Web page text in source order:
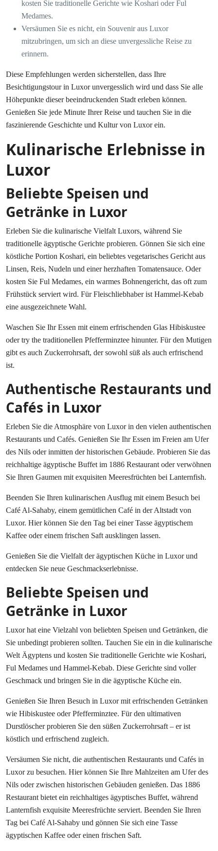
kosten Sie traditionelle Gerichte wie Koshari oder Ful
Medames.
Versäumen Sie es nicht, ein Souvenir aus Luxor
mitzubringen, um sich an diese unvergessliche Reise zu
erinnern.
Diese Empfehlungen werden sicherstellen, dass Ihre
Besichtigungstour in Luxor unvergesslich wird und dass Sie alle
Höhepunkte dieser beeindruckenden Stadt erleben können.
Genießen Sie jede Minute Ihrer Reise und tauchen Sie in die
faszinierende Geschichte und Kultur von Luxor ein.
Kulinarische Erlebnisse in
Luxor
Beliebte Speisen und
Getränke in Luxor
Erleben Sie die kulinarische Vielfalt Luxors, während Sie
traditionelle ägyptische Gerichte probieren. Gönnen Sie sich eine
köstliche Portion Koshari, ein beliebtes vegetarisches Gericht aus
Linsen, Reis, Nudeln und einer herzhaften Tomatensauce. Oder
kosten Sie Ful Medames, ein warmes Bohnengericht, das oft zum
Frühstück serviert wird. Für Fleischliebhaber ist Hammel-Kebab
eine ausgezeichnete Wahl.
Waschen Sie Ihr Essen mit einem erfrischenden Glas Hibiskustee
oder try the traditionellen Pfefferminztee hinunter. Für den Mutigen
gibt es auch Zuckerrohrsaft, der sowohl süß als auch erfrischend
ist.
Authentische Restaurants und
Cafés in Luxor
Erleben Sie die Atmosphäre von Luxor in den vielen authentischen
Restaurants und Cafés. Genießen Sie Ihr Essen im Freien am Ufer
des Nils oder inmitten der historischen Gebäude. Probieren Sie das
reichhaltige ägyptische Buffet im 1886 Restaurant oder verwöhnen
Sie Ihren Gaumen mit exquisiten Meeresfrüchten bei Lanternfish.
Beenden Sie Ihren kulinarischen Ausflug mit einem Besuch bei
Café Al-Sahaby, einem gemütlichen Café in der Altstadt von
Luxor. Hier können Sie den Tag bei einer Tasse ägyptischem
Kaffee oder einem frischen Saft ausklingen lassen.
Genießen Sie die Vielfalt der ägyptischen Küche in Luxor und
entdecken Sie neue Geschmackserlebnisse.
Beliebte Speisen und
Getränke in Luxor
Luxor hat eine Vielzahl von beliebten Speisen und Getränken, die
Sie unbedingt probieren sollten. Tauchen Sie ein in die kulinarische
Welt Ägyptens und kosten Sie traditionelle Gerichte wie Koshari,
Ful Medames und Hammel-Kebab. Diese Gerichte sind voller
Geschmack und bringen Sie in die ägyptische Küche ein.
Genießen Sie Ihren Besuch in Luxor mit erfrischenden Getränken
wie Hibiskustee oder Pfefferminztee. Für den ultimativen
Durstlöscher probieren Sie den süßen Zuckerrohrsaft – er ist
köstlich und erfrischend zugleich.
Versäumen Sie nicht, die authentischen Restaurants und Cafés in
Luxor zu besuchen. Hier können Sie Ihre Mahlzeiten am Ufer des
Nils oder zwischen historischen Gebäuden genießen. Das 1886
Restaurant bietet ein reichhaltiges ägyptisches Buffet, während
Lanternfish exquisite Meeresfrüchte serviert. Beenden Sie Ihren
Tag bei Café Al-Sahaby und gönnen Sie sich eine Tasse
ägyptischen Kaffee oder einen frischen Saft.